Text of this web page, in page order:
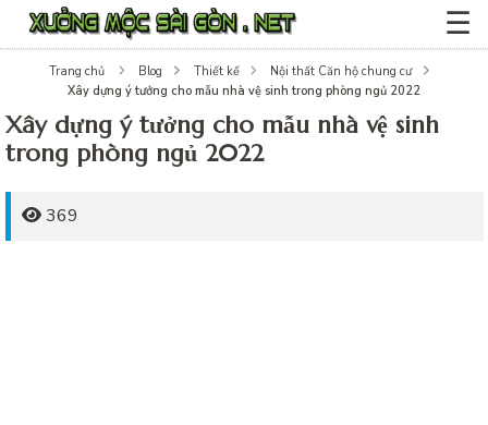
☰
Trang chủ Blog Thiết kế
Nội thất Căn hộ chung cư
Xây dựng ý tưởng cho mẫu nhà vệ sinh trong phòng ngủ 2022
Xây dựng ý tưởng cho mẫu nhà vệ sinh
trong phòng ngủ 2022
369